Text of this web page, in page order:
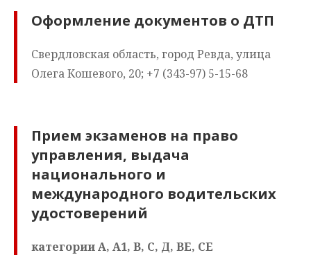
Оформление документов о ДТП
Свердловская область, город Ревда, улица
Олега Кошевого, 20; +7 (343-97) 5-15-68
Прием экзаменов на право
управления, выдача
национального и
международного водительских
удостоверений
категории А, А1, В, С, Д, ВЕ, СЕ